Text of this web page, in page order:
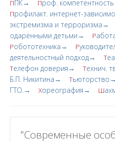
ППК→ Проф.
Профилакт. интернет-
экстремизма и терроризма→
одарёнными детьми→
Р
Робототехника→ Р
деятельностный подход→
Т
Телефон доверия→ Технич.
Б.П. Никитина→
Тьюторство→
ГТО.→
Хореография→ Ш
"Современные